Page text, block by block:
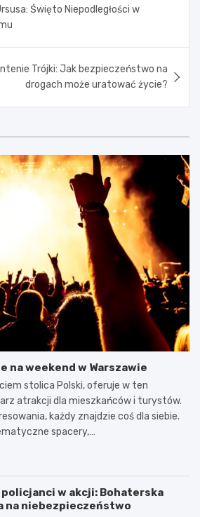
Święto Niepodległości w
Trójki: Jak bezpieczeństwo na
drogach może uratować życie?
na weekend w Warszawie
stolica Polski, oferuje w ten
atrakcji dla mieszkańców i turystów.
każdy znajdzie coś dla siebie.
spacery,…
policjanci w akcji: Bohaterska
na niebezpieczeństwo